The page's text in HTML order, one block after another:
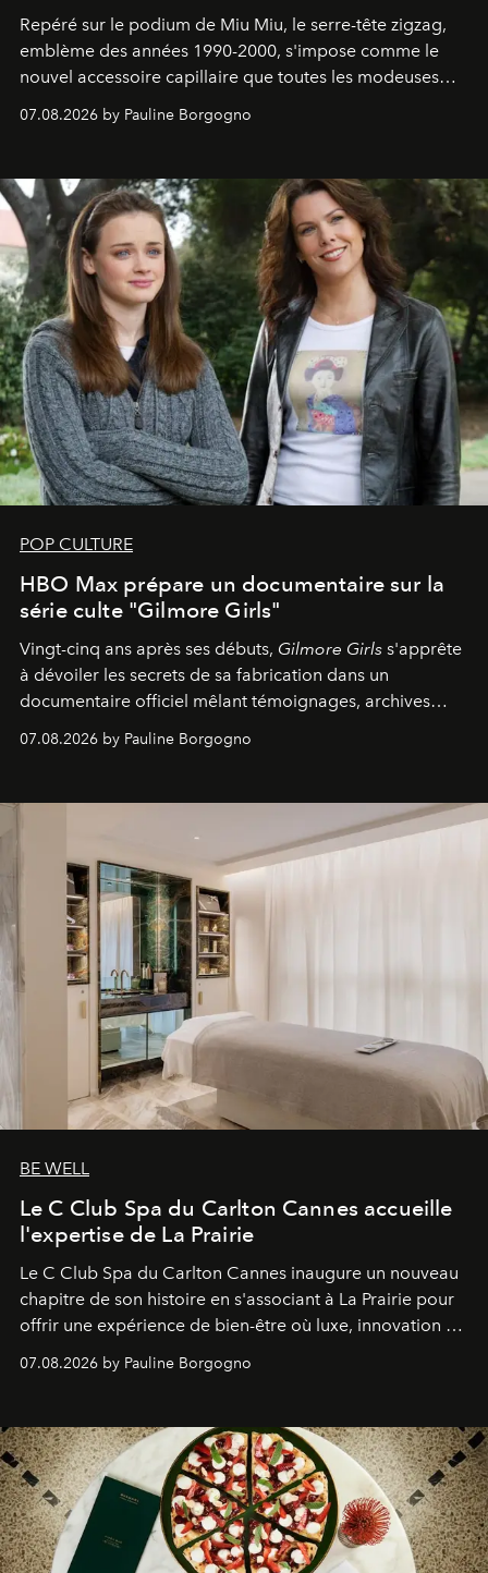
Repéré sur le podium de Miu Miu, le serre-tête zigzag,
emblème des années 1990-2000, s'impose comme le
nouvel accessoire capillaire que toutes les modeuses
s'arrachent déjà.
07.08.2026 by Pauline Borgogno
POP CULTURE
HBO Max prépare un documentaire sur la
série culte "Gilmore Girls"
Vingt-cinq ans après ses débuts, Gilmore Girls s'apprête
à dévoiler les secrets de sa fabrication dans un
documentaire officiel mêlant témoignages, archives
inédites et plongée dans les coulisses d'un phénomène
générationnel.
07.08.2026 by Pauline Borgogno
BE WELL
Le C Club Spa du Carlton Cannes accueille
l'expertise de La Prairie
Le C Club Spa du Carlton Cannes inaugure un nouveau
chapitre de son histoire en s'associant à La Prairie pour
offrir une expérience de bien-être où luxe, innovation et
expertise se rencontrent.
07.08.2026 by Pauline Borgogno